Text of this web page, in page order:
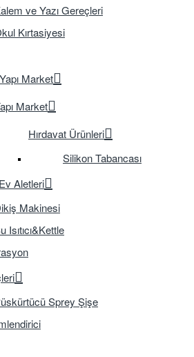
ve Yazı Gereçleri
Kırtasiyesi
Market
Market
Hırdavat Ürünleri
Silikon Tabancası
Aletleri
Makinesi
Isıtıcı&Kettle
Sprey Şişe